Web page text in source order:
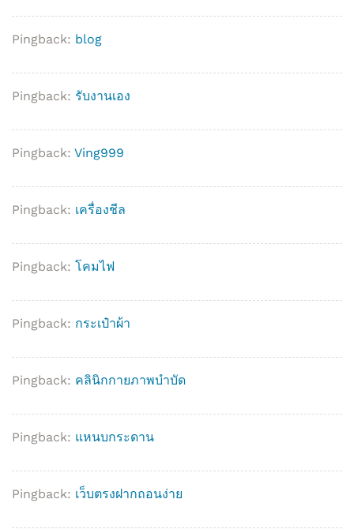
Pingback: blog
Pingback: รับงานเอง
Pingback: Ving999
Pingback: เครื่องชีล
Pingback: โคมไฟ
Pingback: กระเป๋าผ้า
Pingback: คลินิกกายภาพบำบัด
Pingback: แหนบกระดาน
Pingback: เว็บตรงฝากถอนง่าย